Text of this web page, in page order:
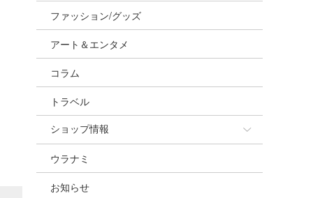
ファッション/グッズ
アート＆エンタメ
コラム
トラベル
ショップ情報
ショップ情報
湘南
ウラナミ
お知らせ